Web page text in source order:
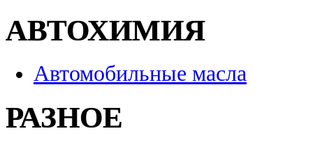
АВТОХИМИЯ
Автомобильные масла
РАЗНОЕ